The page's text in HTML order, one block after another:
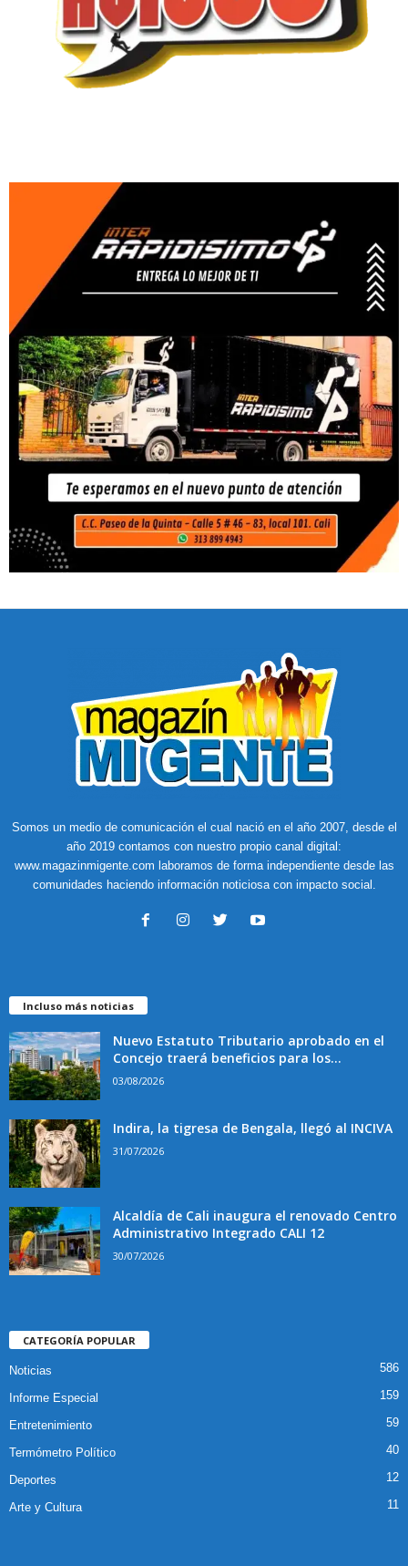
Somos un medio de comunicación el cual nació en el año 2007, desde el
año 2019 contamos con nuestro propio canal digital:
www.magazinmigente.com laboramos de forma independiente desde las
comunidades haciendo información noticiosa con impacto social.
Incluso más noticias
Nuevo Estatuto Tributario aprobado en el
Concejo traerá beneficios para los...
03/08/2026
Indira, la tigresa de Bengala, llegó al INCIVA
31/07/2026
Alcaldía de Cali inaugura el renovado Centro
Administrativo Integrado CALI 12
30/07/2026
CATEGORÍA POPULAR
Noticias 586
Informe Especial 159
Entretenimiento 59
Termómetro Político 40
Deportes 12
Arte y Cultura 11